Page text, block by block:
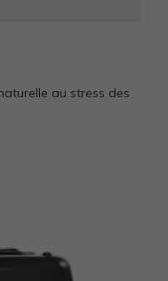
au stress des